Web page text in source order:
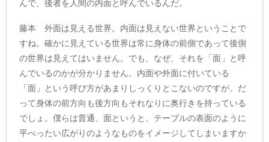
んで、後者を人間の内面と呼んでいるんだ。
藤本 外面は見える世界。内面は見えない世界ということで
すね。確かに見えている世界は常に身体の前側であって後側
の世界は見えてはいません。でも、なぜ、それを「面」と呼
んでいるのかが分かりません。内面や外面に付いている
「面」という呼び方があまりしっくりとこないのですが。だ
って身体の前方向も後方向もそれなりに奥行きを持っている
でしょ。僕らは普通、面というと、テーブルの表面のように
平べったい広がりのようなものをイメージしてしまいますか